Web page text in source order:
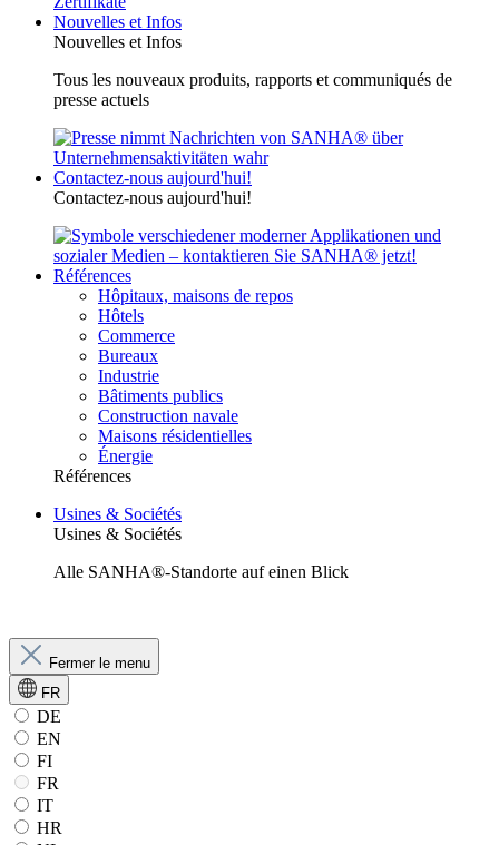
Nouvelles et Infos
Nouvelles et Infos
Tous les nouveaux produits, rapports et communiqués de
presse actuels
Contactez-nous aujourd'hui!
Contactez-nous aujourd'hui!
Références
Hôpitaux, maisons de repos
Hôtels
Commerce
Bureaux
Industrie
Bâtiments publics
Construction navale
Maisons résidentielles
Énergie
Références
Usines & Sociétés
Usines & Sociétés
Alle SANHA®-Standorte auf einen Blick
Fermer le menu
FR
DE
EN
FI
FR
IT
HR